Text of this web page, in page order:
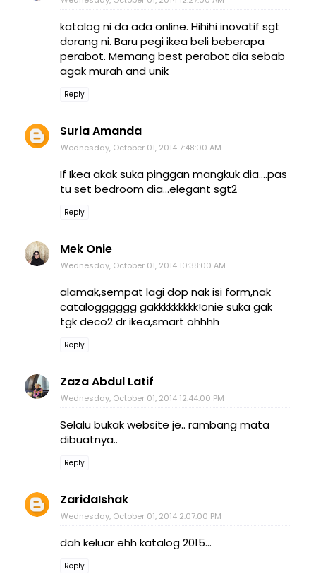
katalog ni da ada online. Hihihi inovatif sgt
dorang ni. Baru pegi ikea beli beberapa
perabot. Memang best perabot dia sebab
agak murah and unik
Reply
Suria Amanda
Wednesday, October 01, 2014 7:48:00 AM
If Ikea akak suka pinggan mangkuk dia....pas
tu set bedroom dia...elegant sgt2
Reply
Mek Onie
Wednesday, October 01, 2014 10:38:00 AM
alamak,sempat lagi dop nak isi form,nak
catalogggggg gakkkkkkkkk!onie suka gak
tgk deco2 dr ikea,smart ohhhh
Reply
Zaza Abdul Latif
Wednesday, October 01, 2014 12:44:00 PM
Selalu bukak website je.. rambang mata
dibuatnya..
Reply
ZaridaIshak
Wednesday, October 01, 2014 2:07:00 PM
dah keluar ehh katalog 2015...
Reply